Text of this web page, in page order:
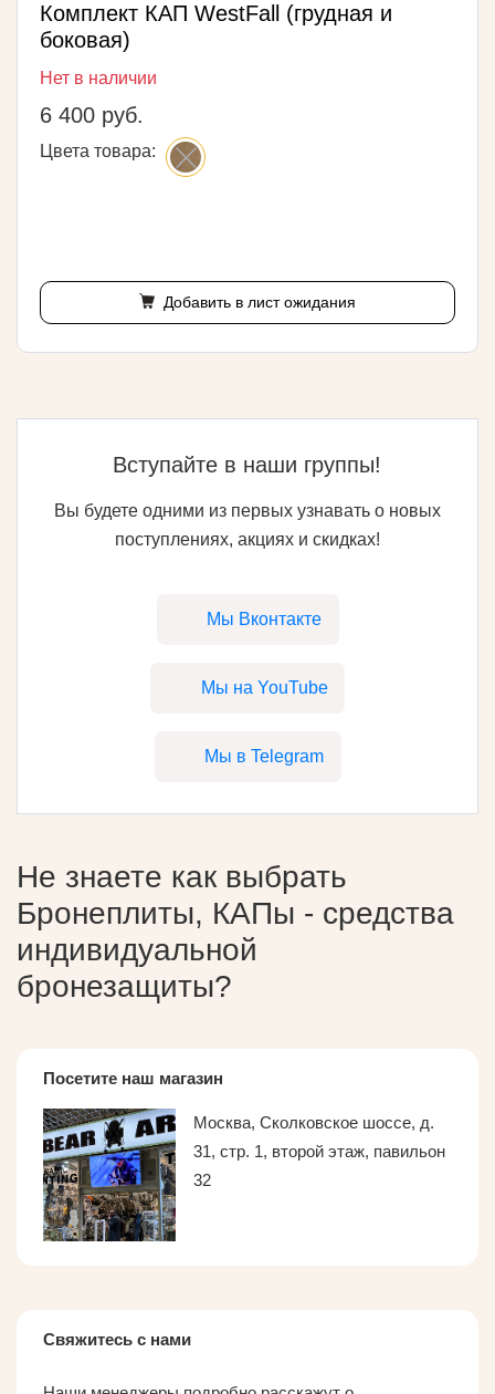
Комплект КАП WestFall (грудная и
боковая)
Нет в наличии
6 400 руб.
Цвета товара:
Добавить в лист ожидания
Вступайте в наши группы!
Вы будете одними из первых узнавать о новых
поступлениях, акциях и скидках!
Мы Вконтакте
Мы на YouTube
Мы в Telegram
Не знаете как выбрать
Бронеплиты, КАПы - средства
индивидуальной
бронезащиты?
Посетите наш магазин
Москва, Сколковское шоссе, д.
31, стр. 1, второй этаж, павильон
32
Свяжитесь с нами